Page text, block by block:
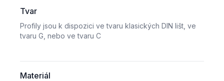
Tvar
Profily jsou k dispozici ve tvaru klasických DIN lišt, ve
tvaru G, nebo ve tvaru C
Materiál